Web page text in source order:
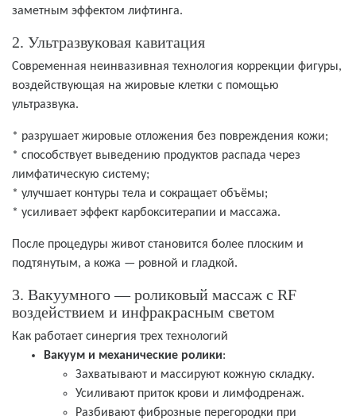
заметным эффектом лифтинга.
2. Ультразвуковая кавитация
Современная неинвазивная технология коррекции фигуры,
воздействующая на жировые клетки с помощью
ультразвука.
* разрушает жировые отложения без повреждения кожи;
* способствует выведению продуктов распада через
лимфатическую систему;
* улучшает контуры тела и сокращает объёмы;
* усиливает эффект карбокситерапии и массажа.
После процедуры живот становится более плоским и
подтянутым, а кожа — ровной и гладкой.
3. Вакуумного — роликовый массаж с RF
воздействием и инфракрасным светом
Как работает синергия трех технологий
Вакуум и механические ролики:
Захватывают и массируют кожную складку.
Усиливают приток крови и лимфодренаж.
Разбивают фиброзные перегородки при